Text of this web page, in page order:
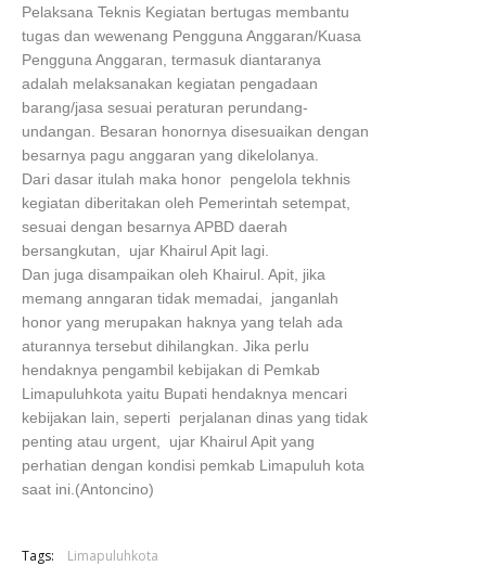
Pelaksana Teknis Kegiatan bertugas membantu
tugas dan wewenang Pengguna Anggaran/Kuasa
Pengguna Anggaran, termasuk diantaranya
adalah melaksanakan kegiatan pengadaan
barang/jasa sesuai peraturan perundang-
undangan. Besaran honornya disesuaikan dengan
besarnya pagu anggaran yang dikelolanya.
Dari dasar itulah maka honor pengelola tekhnis
kegiatan diberitakan oleh Pemerintah setempat,
sesuai dengan besarnya APBD daerah
bersangkutan, ujar Khairul Apit lagi.
Dan juga disampaikan oleh Khairul. Apit, jika
memang anngaran tidak memadai, janganlah
honor yang merupakan haknya yang telah ada
aturannya tersebut dihilangkan. Jika perlu
hendaknya pengambil kebijakan di Pemkab
Limapuluhkota yaitu Bupati hendaknya mencari
kebijakan lain, seperti perjalanan dinas yang tidak
penting atau urgent, ujar Khairul Apit yang
perhatian dengan kondisi pemkab Limapuluh kota
saat ini.(Antoncino)
Tags: Limapuluhkota